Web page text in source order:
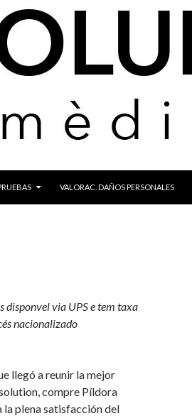
VALORAC. DAÑOS PERSONALES
disponvel via UPS e tem taxa
nacionalizado
llegó a reunir lamejor
compre Píldora
la plena satisfacción del